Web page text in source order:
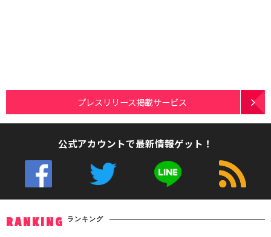
プレスリリース掲載サービス
公式アカウントで最新情報ゲット！
RANKING ランキング